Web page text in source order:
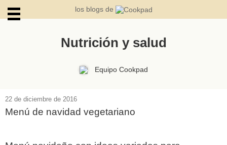
los blogs de
Nutrición y salud
Equipo Cookpad
22 de diciembre de 2016
Menú de navidad vegetariano